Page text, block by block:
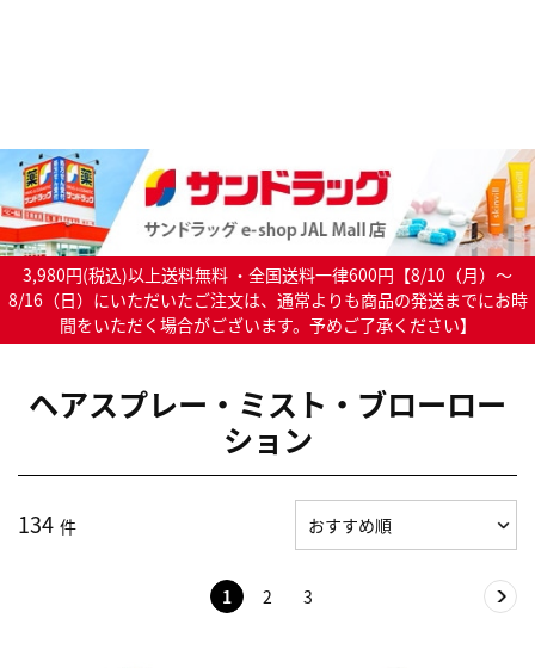
3,980円(税込)以上送料無料 ・全国送料一律600円【8/10（月）～
8/16（日）にいただいたご注文は、通常よりも商品の発送までにお時
間をいただく場合がございます。予めご了承ください】
ヘアスプレー・ミスト・ブローロー
ション
134 件
1 2 3